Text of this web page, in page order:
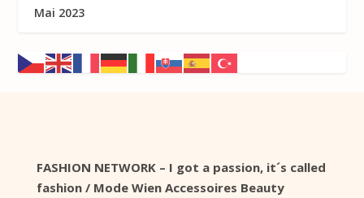
Mai 2023
FASHION NETWORK – I got a passion, it´s called
fashion / Mode Wien Accessoires Beauty